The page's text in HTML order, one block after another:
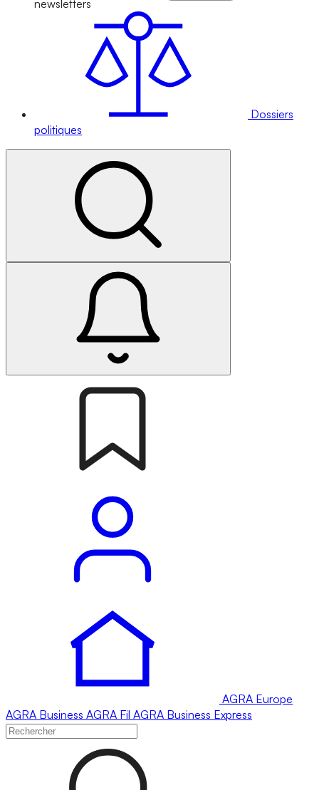
newsletters
Dossiers
politiques
AGRA Europe
AGRA Business AGRA Fil AGRA Business Express